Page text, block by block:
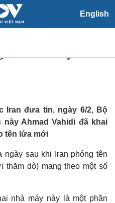
English
Tin 24h
Dự báo thời tiết
Giáo dục
Việc làm
Biển đảo
Iran đưa tin, ngày 6/2, Bộ
Ahmad Vahidi đã khai
tên lửa mới
sau khi Iran phóng tên
thăm dò) mang theo một số
nhà máy này là một phần